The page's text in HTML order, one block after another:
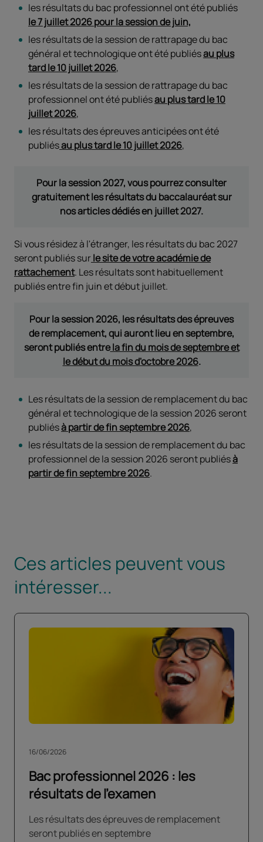
les résultats du bac professionnel ont été publiés
le 7 juillet 2026 pour la session de juin,
les résultats de la session de rattrapage du bac
général et technologique ont été publiésau plus
tard le 10 juillet 2026,
les résultats de la session de rattrapage du bac
professionnel ont été publiésau plus tard le 10
juillet 2026,
les résultats des épreuves anticipées ont été
publiésau plus tard le 10 juillet 2026,
Pour la session 2027, vous pourrez consulter
gratuitement les résultats du baccalauréat sur
nos articles dédiés en juillet 2027.
Si vous résidez à l'étranger, les résultats du bac 2027
seront publiés surle site de votre académie de
rattachement. Les résultats sont habituellement
publiés entre fin juin et début juillet.
Pour la session 2026, les résultats des épreuves
de remplacement, qui auront lieu en septembre,
seront publiés entrela fin du mois de septembre et
le début du mois d'octobre 2026.
Les résultats de la session de remplacement du bac
général et technologique de la session 2026 seront
publiésà partir de fin septembre 2026,
les résultats de la session de remplacement du bac
professionnel de la session 2026 seront publiésà
partir de fin septembre 2026.
Ces articles peuvent vous
intéresser...
Bac professionnel 2026 : les
résultats de l’examen
16/06/2026
Les résultats des épreuves de remplacement
seront publiés en septembre